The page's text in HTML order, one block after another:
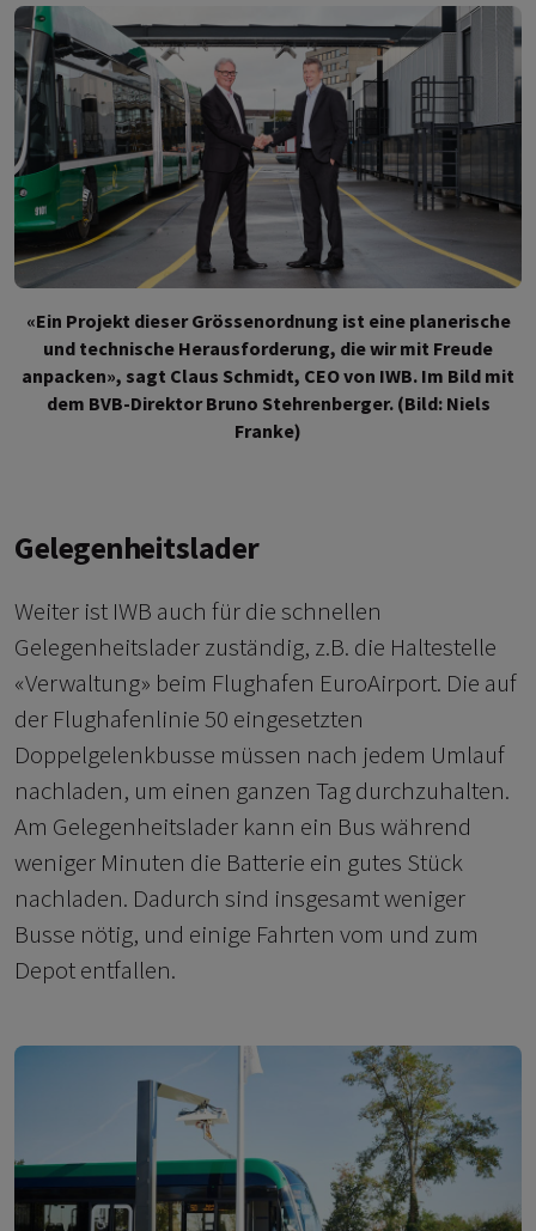
«Ein Projekt dieser Grössenordnung ist eine planerische
und technische Herausforderung, die wir mit Freude
anpacken», sagt Claus Schmidt, CEO von IWB. Im Bild mit
dem BVB-Direktor Bruno Stehrenberger. (Bild: Niels
Franke)
Gelegenheitslader
Weiter ist IWB auch für die schnellen
Gelegenheitslader zuständig, z.B. die Haltestelle
«Verwaltung» beim Flughafen EuroAirport. Die auf
der Flughafenlinie 50 eingesetzten
Doppelgelenkbusse müssen nach jedem Umlauf
nachladen, um einen ganzen Tag durchzuhalten.
Am Gelegenheitslader kann ein Bus während
weniger Minuten die Batterie ein gutes Stück
nachladen. Dadurch sind insgesamt weniger
Busse nötig, und einige Fahrten vom und zum
Depot entfallen.